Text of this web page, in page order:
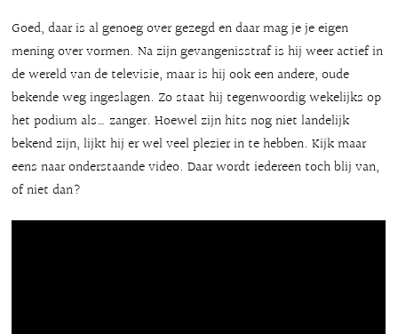
Goed, daar is al genoeg over gezegd en daar mag je je eigen
mening over vormen. Na zijn gevangenisstraf is hij weer actief in
de wereld van de televisie, maar is hij ook een andere, oude
bekende weg ingeslagen. Zo staat hij tegenwoordig wekelijks op
het podium als… zanger. Hoewel zijn hits nog niet landelijk
bekend zijn, lijkt hij er wel veel plezier in te hebben. Kijk maar
eens naar onderstaande video. Daar wordt iedereen toch blij van,
of niet dan?